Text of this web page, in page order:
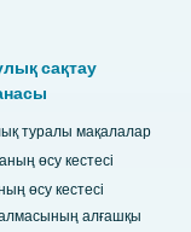
сақтау
туралы мақалалар
өсу кестесі
өсу кестесі
алғашқы